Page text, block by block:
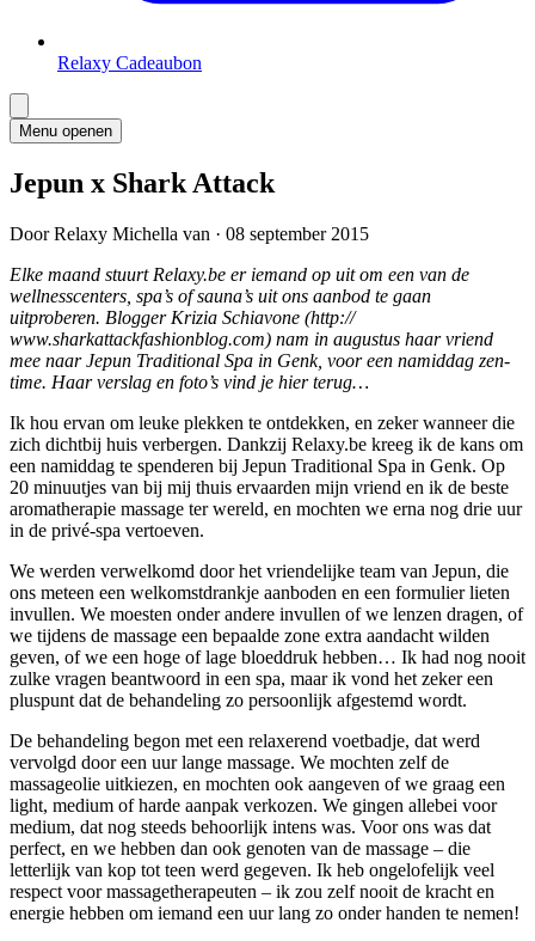
Relaxy Cadeaubon
Menu openen
Jepun x Shark Attack
Door Relaxy Michella van · 08 september 2015
Elke maand stuurt Relaxy.be er iemand op uit om een van de
wellnesscenters, spa’s of sauna’s uit ons aanbod te gaan
uitproberen. Blogger Krizia Schiavone (http://
www.sharkattackfashionblog.com) nam in augustus haar vriend
mee naar Jepun Traditional Spa in Genk, voor een namiddag zen-
time. Haar verslag en foto’s vind je hier terug…
Ik hou ervan om leuke plekken te ontdekken, en zeker wanneer die
zich dichtbij huis verbergen. Dankzij Relaxy.be kreeg ik de kans om
een namiddag te spenderen bij Jepun Traditional Spa in Genk. Op
20 minuutjes van bij mij thuis ervaarden mijn vriend en ik de beste
aromatherapie massage ter wereld, en mochten we erna nog drie uur
in de privé-spa vertoeven.
We werden verwelkomd door het vriendelijke team van Jepun, die
ons meteen een welkomstdrankje aanboden en een formulier lieten
invullen. We moesten onder andere invullen of we lenzen dragen, of
we tijdens de massage een bepaalde zone extra aandacht wilden
geven, of we een hoge of lage bloeddruk hebben… Ik had nog nooit
zulke vragen beantwoord in een spa, maar ik vond het zeker een
pluspunt dat de behandeling zo persoonlijk afgestemd wordt.
De behandeling begon met een relaxerend voetbadje, dat werd
vervolgd door een uur lange massage. We mochten zelf de
massageolie uitkiezen, en mochten ook aangeven of we graag een
light, medium of harde aanpak verkozen. We gingen allebei voor
medium, dat nog steeds behoorlijk intens was. Voor ons was dat
perfect, en we hebben dan ook genoten van de massage – die
letterlijk van kop tot teen werd gegeven. Ik heb ongelofelijk veel
respect voor massagetherapeuten – ik zou zelf nooit de kracht en
energie hebben om iemand een uur lang zo onder handen te nemen!